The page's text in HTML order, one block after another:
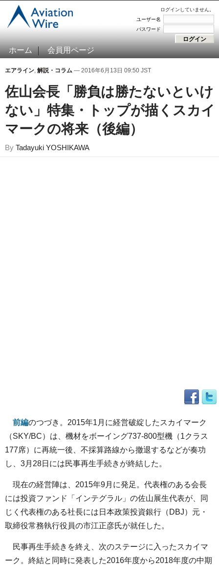
ログインしていません。
ユーザー名
パスワード
ホーム 会員用ページ
エアライン, 解説・コラム — 2016年6月13日 09:50 JST
佐山会長「勝負は勝たないといけ
ない」特集・トップが描くスカイ
マークの将来（後編）
By Tadayuki YOSHIKAWA
前編のつづき。2015年1月に経営破綻したスカイマーク
（SKY/BC）は、機材をボーイング737-800型機（1クラス
177席）に再統一後、不採算路線から撤退するなどが奏功
し、3月28日には民事再生手続きが終結した。
現在の経営陣は、2015年9月に発足。代表権のある会長
には投資ファンド「インテグラル」の佐山展生代表が、同
じく代表権のある社長には日本政策投資銀行（DBJ）元・
取締役常務執行役員の市江正彦氏が就任した。
民事再生手続きを終え、次のステージに入ったスカイマ
ーク。終結と同時に発表した2016年度から2018年度の中期